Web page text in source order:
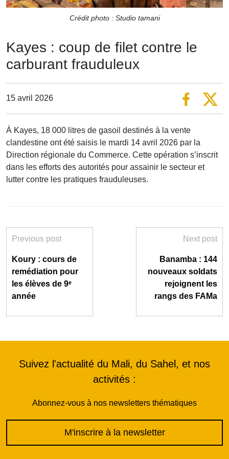
Crédit photo : Studio tamani
Kayes : coup de filet contre le
carburant frauduleux
15 avril 2026
À Kayes, 18 000 litres de gasoil destinés à la vente
clandestine ont été saisis le mardi 14 avril 2026 par la
Direction régionale du Commerce. Cette opération s’inscrit
dans les efforts des autorités pour assainir le secteur et
lutter contre les pratiques frauduleuses.
Previous post
Koury : cours de
remédiation pour
les élèves de 9ᵉ
année
Next post
Banamba : 144
nouveaux soldats
rejoignent les
rangs des FAMa
Suivez l'actualité du Mali, du Sahel, et nos
activités :
Abonnez-vous à nos newsletters thématiques
M'inscrire à la newsletter